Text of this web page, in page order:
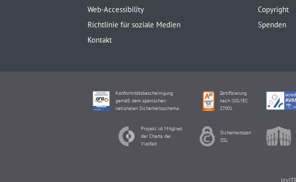
Web-Accessibility
Richtlinie für soziale Medien
Kontakt
Copyright
Spenden
Konformitätsbescheinigung
gemäß dem spanischen
nationalen Sicherheitsschema
Zertifizierung
nach ISO/IEC
27001
Projekt ist Mitglied
der Charta der
Vielfalt
Sicherheitszertifikat
SSL